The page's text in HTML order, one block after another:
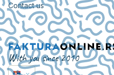
Contact us
With you since 2010